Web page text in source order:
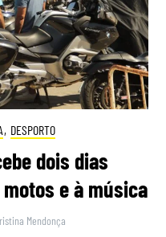
, DESPORTO
dois dias
e à música
Mendonça